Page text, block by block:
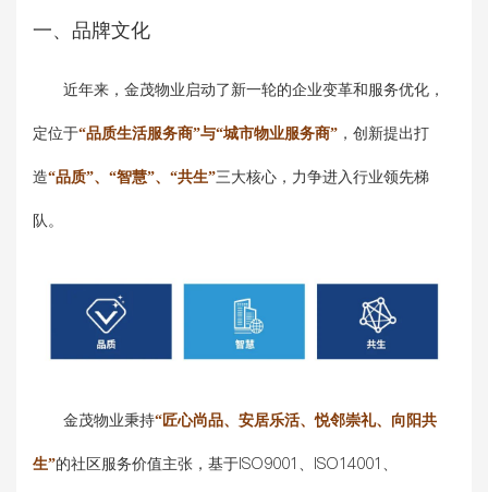
一、品牌文化
近年来，金茂物业启动了新一轮的企业变革和服务优化，
定位于“品质生活服务商”与“城市物业服务商” ，创新提出打
造“品质”、“智慧”、“共生”三大核心，力争进入行业领先梯
队。
金茂物业秉持“匠心尚品、安居乐活、悦邻崇礼、向阳共
生”的社区服务价值主张，基于ISO9001、ISO14001、